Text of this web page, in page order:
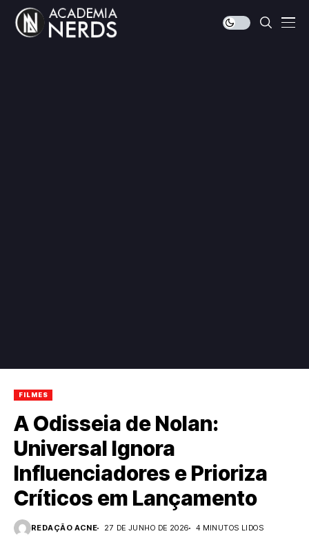
FILMES
A Odisseia de Nolan:
Universal Ignora
Influenciadores e Prioriza
Críticos em Lançamento
REDAÇÃO ACNE 27 DE JUNHO DE 2026
4 MINUTOS LIDOS